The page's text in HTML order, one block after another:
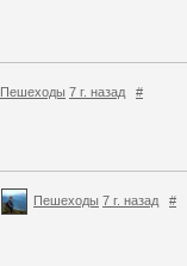
Пешеходы 7 г. назад #
Пешеходы 7 г. назад #